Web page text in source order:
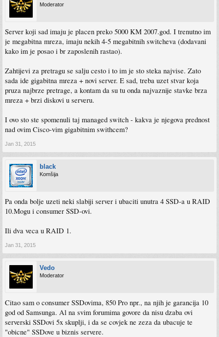
Moderator
Server koji sad imaju je placen preko 5000 KM 2007.god. I trenutno im
je megabitna mreza, imaju nekih 4-5 megabitnih switcheva (dodavani
kako im je posao i br zaposlenih rastao).
Zahtijevi za pretragu se salju cesto i to im je sto steka najvise. Zato
sada ide gigabitna mreza + novi server. E sad, treba uzet stvar koja
pruza najbrze pretrage, a kontam da su tu onda najvaznije stavke brza
mreza + brzi diskovi u serveru.
I ovo sto ste spomenuli taj managed switch - kakva je njegova prednost
nad ovim Cisco-vim gigabitnim swithcem?
Jan 31, 2015
black
Komšija
Pa onda bolje uzeti neki slabiji server i ubaciti unutra 4 SSD-a u RAID
10.Mogu i consumer SSD-ovi.
Ili dva veca u RAID 1.
Jan 31, 2015
Vedo
Moderator
Citao sam o consumer SSDovima, 850 Pro npr., na njih je garancija 10
god od Samsunga. Al na svim forumima govore da nisu dzaba ovi
serverski SSDovi 5x skuplji, i da se covjek ne zeza da ubacuje te
"obicne" SSDove u biznis servere.